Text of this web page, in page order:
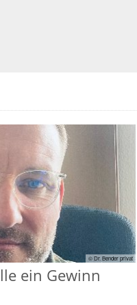
© Dr. Bender privat
ein Gewinn